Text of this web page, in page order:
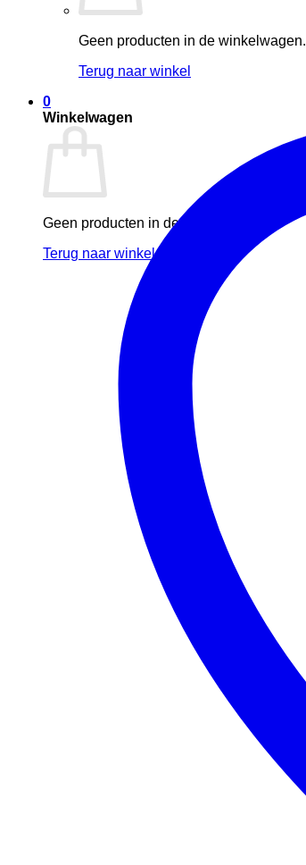
Geen producten in de winkelwagen.
Terug naar winkel
0
Winkelwagen
Geen producten in de winkelwagen.
Terug naar winkel